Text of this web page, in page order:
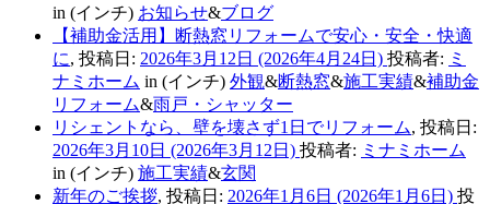
in (インチ) お知らせ&ブログ
【補助金活用】断熱窓リフォームで安心・安全・快適
に, 投稿日: 2026年3月12日 (2026年4月24日) 投稿者: ミ
ナミホーム in (インチ) 外観&断熱窓&施工実績&補助金
リフォーム&雨戸・シャッター
リシェントなら、壁を壊さず1日でリフォーム, 投稿日:
2026年3月10日 (2026年3月12日) 投稿者: ミナミホーム
in (インチ) 施工実績&玄関
新年のご挨拶, 投稿日: 2026年1月6日 (2026年1月6日) 投